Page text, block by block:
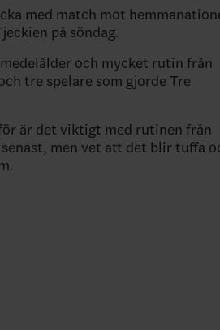
med match mot
på söndag.
och mycket rutin från
tre spelare som gjorde Tre
är det viktigt med rutinen från
men vet att det blir tuffa